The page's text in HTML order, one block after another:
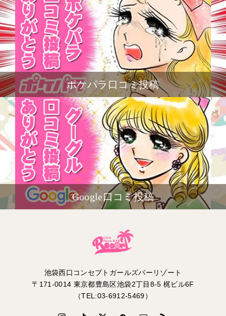
ポケパラ口コミ投稿
Google口コミ投稿
池袋西口コンセプトガールズバーリゾート
〒171-0014 東京都豊島区池袋2丁目8-5 梶ビル6F
（TEL:03-6912-5469）